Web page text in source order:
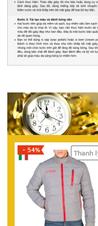
- 71% Thanh